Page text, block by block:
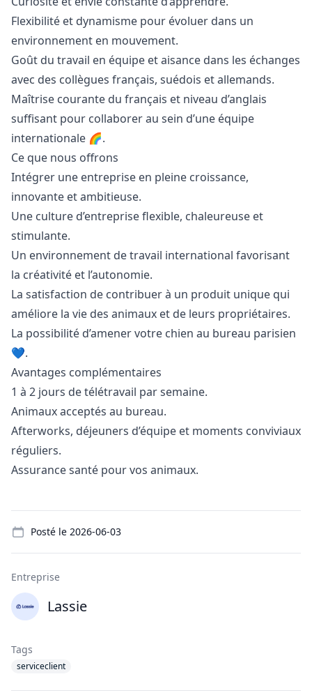
Flexibilité et dynamisme pour évoluer dans un
environnement en mouvement.
Goût du travail en équipe et aisance dans les échanges
avec des collègues français, suédois et allemands.
Maîtrise courante du français et niveau d’anglais
suffisant pour collaborer au sein d’une équipe
internationale 🌈.
Ce que nous offrons
Intégrer une entreprise en pleine croissance,
innovante et ambitieuse.
Une culture d’entreprise flexible, chaleureuse et
stimulante.
Un environnement de travail international favorisant
la créativité et l’autonomie.
La satisfaction de contribuer à un produit unique qui
améliore la vie des animaux et de leurs propriétaires.
La possibilité d’amener votre chien au bureau parisien
💙.
Avantages complémentaires
1 à 2 jours de télétravail par semaine.
Animaux acceptés au bureau.
Afterworks, déjeuners d’équipe et moments conviviaux
réguliers.
Assurance santé pour vos animaux.
Posté le 2026-06-03
Entreprise
Lassie
Tags
serviceclient